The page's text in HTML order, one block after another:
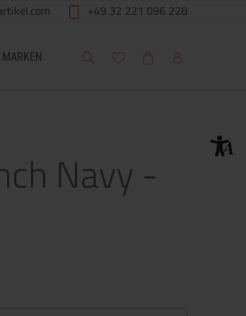
+49 32 221 096 228
MARKEN Suche Meine Wunschliste
WarenkorbMein Account
Navy -